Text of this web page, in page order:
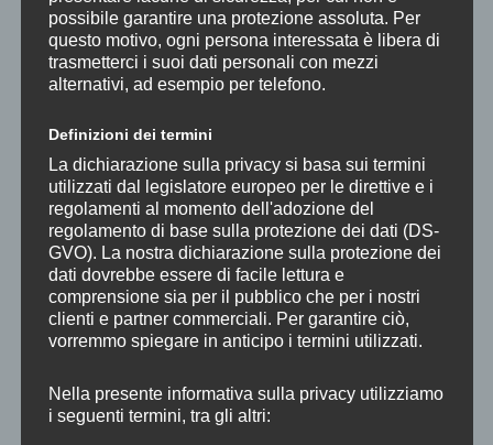
Cerca:
Categorie
29° Festival di Pentecoste
30° Festival Pentecoste
possibile garantire una protezione assoluta. Per
questo motivo, ogni persona interessata è libera di
trasmetterci i suoi dati personali con mezzi
alternativi, ad esempio per telefono.
Definizioni dei termini
La dichiarazione sulla privacy si basa sui termini
utilizzati dal legislatore europeo per le direttive e i
regolamenti al momento dell'adozione del
regolamento di base sulla protezione dei dati (DS-
GVO). La nostra dichiarazione sulla protezione dei
dati dovrebbe essere di facile lettura e
comprensione sia per il pubblico che per i nostri
clienti e partner commerciali. Per garantire ciò,
vorremmo spiegare in anticipo i termini utilizzati.
Nella presente informativa sulla privacy utilizziamo
i seguenti termini, tra gli altri: